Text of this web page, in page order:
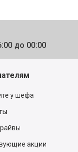
до 00:00
у шефа
акции